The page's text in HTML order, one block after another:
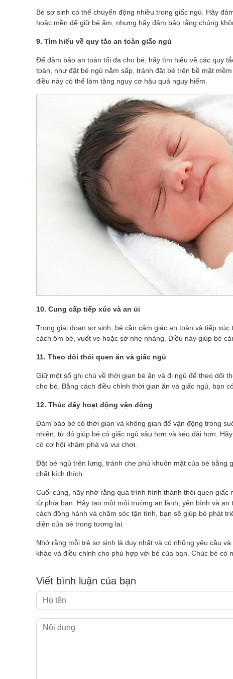
Bé sơ sinh có thể chuyển động nhiều trong giấc ngủ. Hãy
hoặc mền để giữ bé ấm, nhưng hãy đảm bảo rằng chúng
9. Tìm hiểu về quy tắc an toàn giấc ngủ
Để đảm bảo an toàn tối đa cho bé, hãy tìm hiểu về các quy
toàn, như đặt bé ngủ nằm sấp, tránh đặt bé trên bề mặt
điều này có thể làm tăng nguy cơ hậu quả nguy hiểm.
10. Cung cấp tiếp xúc và an ủi
Trong giai đoạn sơ sinh, bé cần cảm giác an toàn và tiếp
cách ôm bé, vuốt ve hoặc sờ nhẹ nhàng. Điều này giúp bé
11. Theo dõi thói quen ăn và giấc ngủ
Giữ một sổ ghi chú về thời gian bé ăn và đi ngủ để theo dõi
cho bé. Bằng cách điều chỉnh thời gian ăn và giấc ngủ, bạn
12. Thúc đẩy hoạt động vận động
Đảm bảo bé có thời gian và không gian để vận động trong
nhiên, từ đó giúp bé có giấc ngủ sâu hơn và kéo dài hơn.
có cơ hội khám phá và vui chơi.
Đặt bé ngủ trên lưng, tránh che phủ khuôn mặt của bé bằng
chất kích thích.
Cuối cùng, hãy nhớ rằng quá trình hình thành thói quen
từ phía bạn. Hãy tạo một môi trường an lành, yên bình và
cách đồng hành và chăm sóc tận tình, bạn sẽ giúp bé phát
diện của bé trong tương lai.
Nhớ rằng mỗi trẻ sơ sinh là duy nhất và có những yêu cầu
khảo và điều chỉnh cho phù hợp với bé của bạn. Chúc bé có
Viết bình luận của bạn